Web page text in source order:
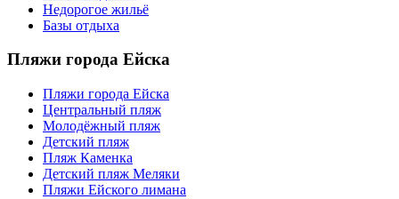
Недорогое жильё
Базы отдыха
Пляжи города Ейска
Пляжи города Ейска
Центральный пляж
Молодёжный пляж
Детский пляж
Пляж Каменка
Детский пляж Меляки
Пляжи Ейского лимана